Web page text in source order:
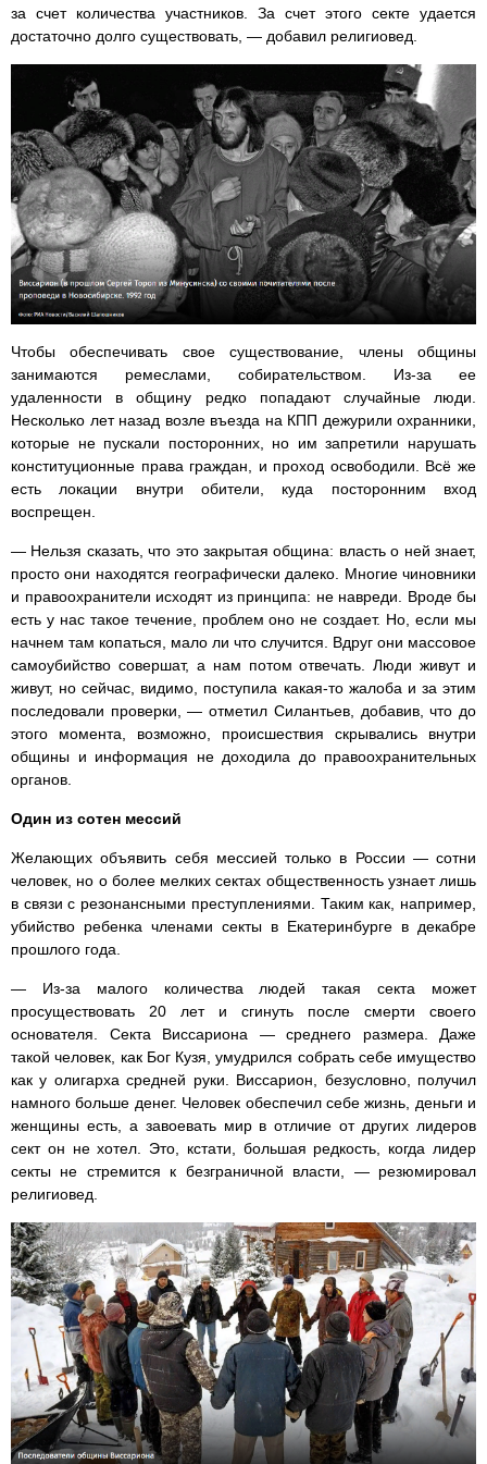
за счет количества участников. За счет этого секте удается
достаточно долго существовать, — добавил религиовед.
Чтобы обеспечивать свое существование, члены общины
занимаются ремеслами, собирательством. Из-за ее
удаленности в общину редко попадают случайные люди.
Несколько лет назад возле въезда на КПП дежурили охранники,
которые не пускали посторонних, но им запретили нарушать
конституционные права граждан, и проход освободили. Всё же
есть локации внутри обители, куда посторонним вход
воспрещен.
— Нельзя сказать, что это закрытая община: власть о ней знает,
просто они находятся географически далеко. Многие чиновники
и правоохранители исходят из принципа: не навреди. Вроде бы
есть у нас такое течение, проблем оно не создает. Но, если мы
начнем там копаться, мало ли что случится. Вдруг они массовое
самоубийство совершат, а нам потом отвечать. Люди живут и
живут, но сейчас, видимо, поступила какая-то жалоба и за этим
последовали проверки, — отметил Силантьев, добавив, что до
этого момента, возможно, происшествия скрывались внутри
общины и информация не доходила до правоохранительных
органов.
Один из сотен мессий
Желающих объявить себя мессией только в России — сотни
человек, но о более мелких сектах общественность узнает лишь
в связи с резонансными преступлениями. Таким как, например,
убийство ребенка членами секты в Екатеринбурге в декабре
прошлого года.
— Из-за малого количества людей такая секта может
просуществовать 20 лет и сгинуть после смерти своего
основателя. Секта Виссариона — среднего размера. Даже
такой человек, как Бог Кузя, умудрился собрать себе имущество
как у олигарха средней руки. Виссарион, безусловно, получил
намного больше денег. Человек обеспечил себе жизнь, деньги и
женщины есть, а завоевать мир в отличие от других лидеров
сект он не хотел. Это, кстати, большая редкость, когда лидер
секты не стремится к безграничной власти, — резюмировал
религиовед.